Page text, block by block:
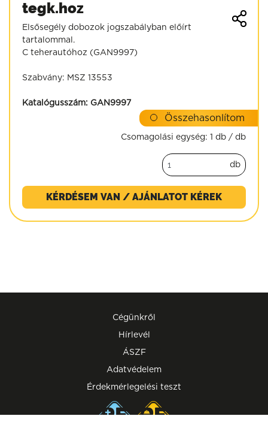
tegk.hoz
Elsősegély dobozok jogszabályban előírt
tartalommal.
C teherautóhoz (GAN9997)
Szabvány: MSZ 13553
Katalógusszám: GAN9997
Összehasonlítom
Csomagolási egység: 1 db / db
db
KÉRDÉSEM VAN / AJÁNLATOT KÉREK
Cégünkről
Hírlevél
ÁSZF
Adatvédelem
Érdekmérlegelési teszt